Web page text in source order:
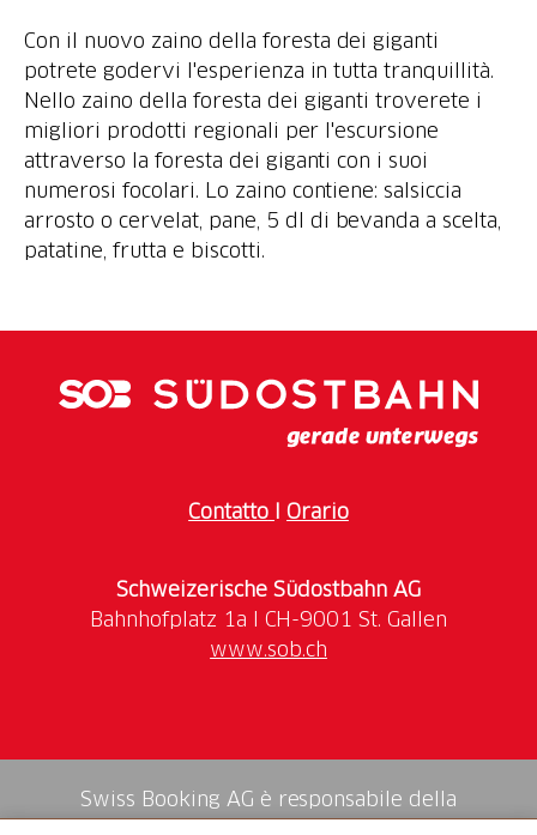
Con il nuovo zaino della foresta dei giganti
potrete godervi l'esperienza in tutta tranquillità.
Nello zaino della foresta dei giganti troverete i
migliori prodotti regionali per l'escursione
attraverso la foresta dei giganti con i suoi
numerosi focolari. Lo zaino contiene: salsiccia
arrosto o cervelat, pane, 5 dl di bevanda a scelta,
patatine, frutta e biscotti.
Contatto Orario
Schweizerische Südostbahn AG
www.sob.ch
Swiss Booking AG è responsabile della